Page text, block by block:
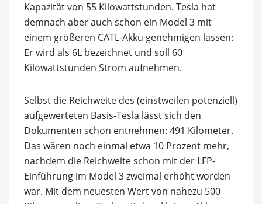
Kapazität von 55 Kilowattstunden. Tesla hat
demnach aber auch schon ein Model 3 mit
einem größeren CATL-Akku genehmigen lassen:
Er wird als 6L bezeichnet und soll 60
Kilowattstunden Strom aufnehmen.
Selbst die Reichweite des (einstweilen potenziell)
aufgewerteten Basis-Tesla lässt sich den
Dokumenten schon entnehmen: 491 Kilometer.
Das wären noch einmal etwa 10 Prozent mehr,
nachdem die Reichweite schon mit der LFP-
Einführung im Model 3 zweimal erhöht worden
war. Mit dem neuesten Wert von nahezu 500